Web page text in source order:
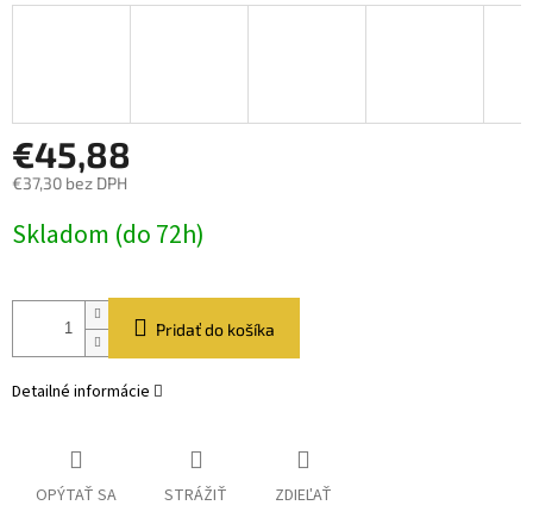
€45,88
€37,30 bez DPH
cena:
Skladom (do 72h)
Pridať do košíka
Detailné informácie
OPÝTAŤ SA STRÁŽIŤ ZDIEĽAŤ